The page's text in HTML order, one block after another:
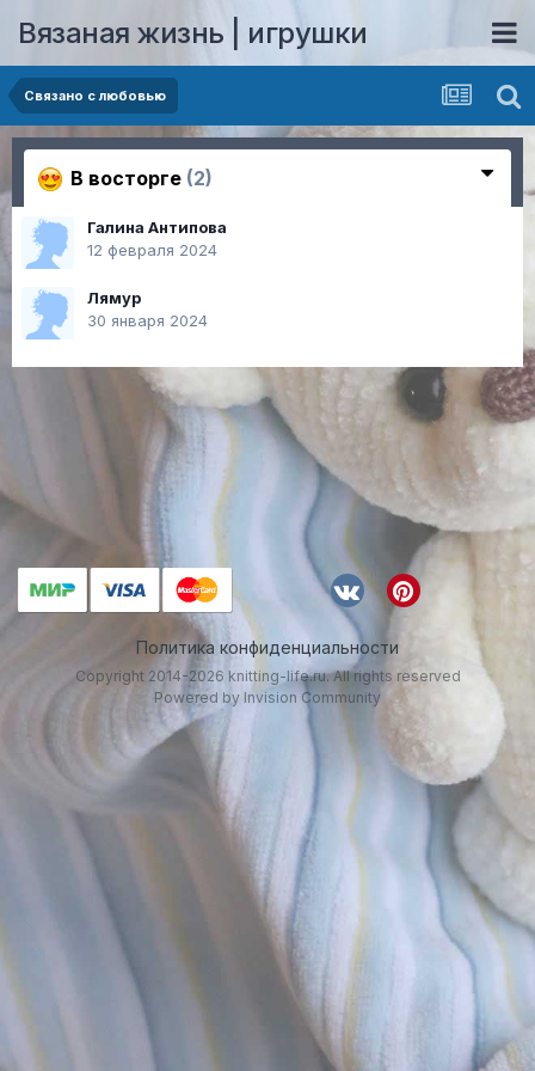
Вязаная жизнь | игрушки
Связано с любовью
В восторге (2)
Галина Антипова
12 февраля 2024
Лямур
30 января 2024
Политика конфиденциальности
Copyright 2014-2026 knitting-life.ru. All rights reserved
Powered by Invision Community